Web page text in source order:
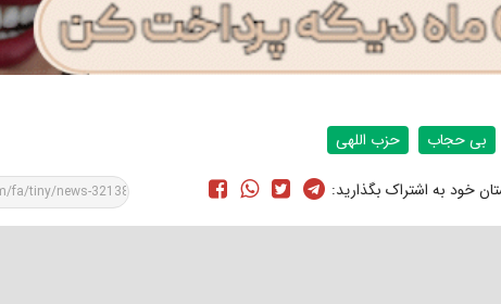
بی حجاب حزب اللهی
خود به اشتراک بگذارید: